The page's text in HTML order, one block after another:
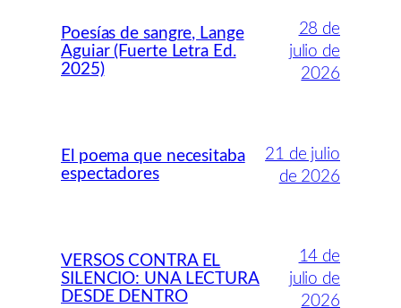
Poesías de sangre, Lange
Aguiar (Fuerte Letra Ed.
2025)
28 de
julio de
2026
El poema que necesitaba
espectadores
21 de julio
de 2026
VERSOS CONTRA EL
SILENCIO: UNA LECTURA
DESDE DENTRO
14 de
julio de
2026